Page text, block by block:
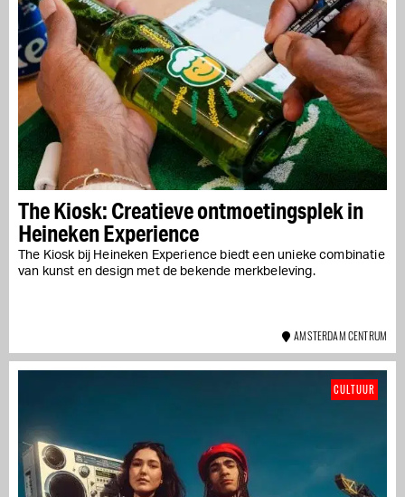
The Kiosk: Creatieve ontmoetingsplek in
Heineken Experience
The Kiosk bij Heineken Experience biedt een unieke combinatie
van kunst en design met de bekende merkbeleving.
AMSTERDAM CENTRUM
CULTUUR